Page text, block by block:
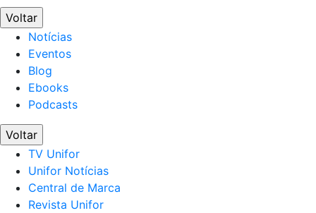
Voltar
Notícias
Eventos
Blog
Ebooks
Podcasts
Voltar
TV Unifor
Unifor Notícias
Central de Marca
Revista Unifor